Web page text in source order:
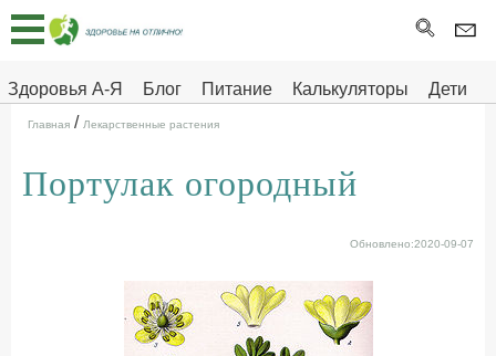
Здоровья А-Я Блог Питание Калькуляторы
Дети
Здоровье на отлично
Главная
Тесты
Про
ДЕТЯМ
Главная / Лекарственные растения
Портулак огородный
Обновлено:2020-09-07